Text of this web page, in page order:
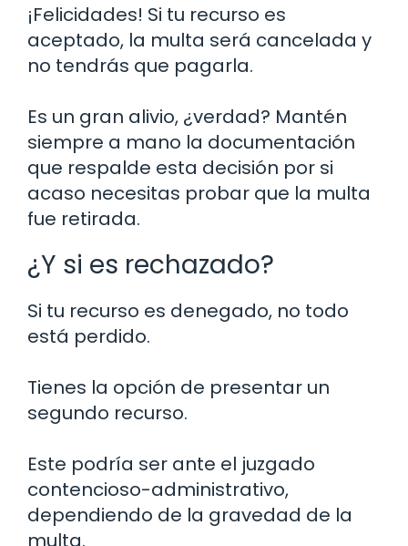
¡Felicidades! Si tu recurso es
aceptado, la multa será cancelada y
no tendrás que pagarla.
Es un gran alivio, ¿verdad? Mantén
siempre a mano la documentación
que respalde esta decisión por si
acaso necesitas probar que la multa
fue retirada.
¿Y si es rechazado?
Si tu recurso es denegado, no todo
está perdido.
Tienes la opción de presentar un
segundo recurso.
Este podría ser ante el juzgado
contencioso-administrativo,
dependiendo de la gravedad de la
multa.